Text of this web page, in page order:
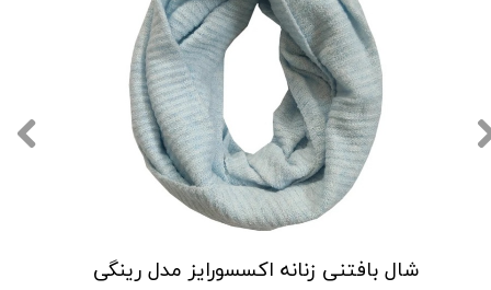
شال بافتنی زنانه اکسسورایز مدل رینگی